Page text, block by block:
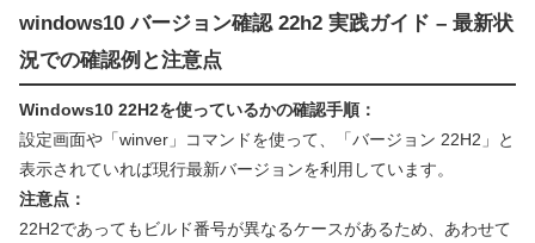
windows10 バージョン確認 22h2 実践ガイド – 最新状
況での確認例と注意点
Windows10 22H2を使っているかの確認手順：
設定画面や「winver」コマンドを使って、「バージョン 22H2」と
表示されていれば現行最新バージョンを利用しています。
注意点：
22H2であってもビルド番号が異なるケースがあるため、あわせて